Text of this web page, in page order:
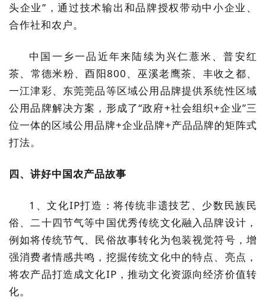
头企业”，通过技术输出和品牌授权带动中小企业、
合作社和农户。
中国一乡一品近年来陆续为兴仁薏米、普安红
茶、常德米粉、酉阳800、巫溪老鹰茶、丰收之都、
一江津彩、东莞莞品等区域公用品牌提供系统性区域
公用品牌解决方案，形成了“政府+社会组织+企业”三
位一体的区域公用品牌+企业品牌+产品品牌的矩阵式
打法。
四、讲好中国农产品故事
1、文化IP打造：将传统非遗技艺、少数民族民
俗、二十四节气等中国优秀传统文化融入品牌设计，
例如将传统节气、民俗故事转化为包装视觉符号，增
强消费者情感共鸣，挖掘传统文化中的特点、亮点，
将农产品打造成文化IP，推动文化资源向经济价值转
化。